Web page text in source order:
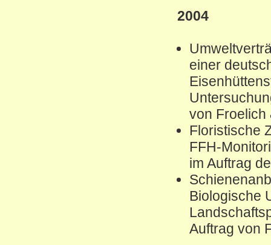
2004
einer
von Froelich
Floristische
FFH-
im Auftrag
Biologische
Auftrag von